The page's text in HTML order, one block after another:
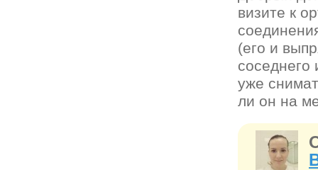
визите к
(его и
уже
ли он на